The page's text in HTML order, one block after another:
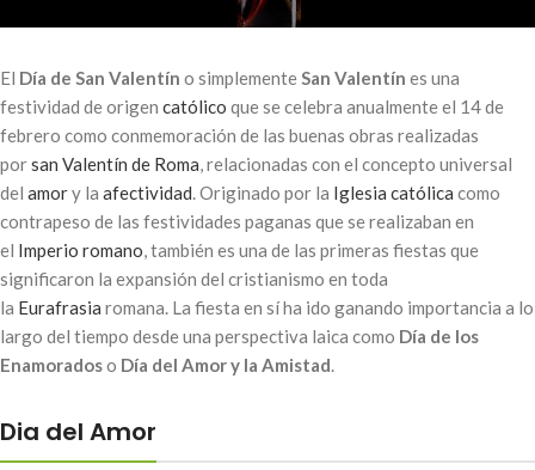
El Día de San Valentín o simplementeSan Valentín es una
festividad de origen católico que se celebra anualmente el 14 de
febrero como conmemoración de las buenas obras realizadas
porsan Valentín de Roma, relacionadas con el concepto universal
del amory la afectividad. Originado por la Iglesia católica como
contrapeso de las festividades paganas que se realizaban en
el Imperio romano, también es una de las primeras fiestas que
significaron la expansión del cristianismo en toda
la Eurafrasia romana. La fiesta en sí ha ido ganando importancia a lo
largo del tiempo desde una perspectiva laica como Día de los
Enamoradoso Día del Amor y la Amistad.
Dia del Amor